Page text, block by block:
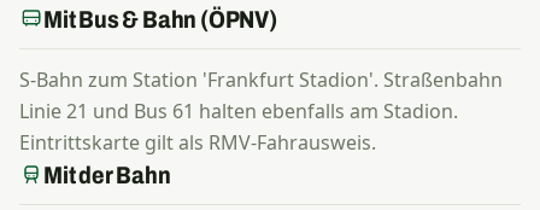
Mit Bus & Bahn (ÖPNV)
S-Bahn zum Station 'Frankfurt Stadion'. Straßenbahn
Linie 21 und Bus 61 halten ebenfalls am Stadion.
Eintrittskarte gilt als RMV-Fahrausweis.
Mit der Bahn